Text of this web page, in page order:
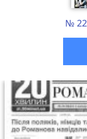
№ 22